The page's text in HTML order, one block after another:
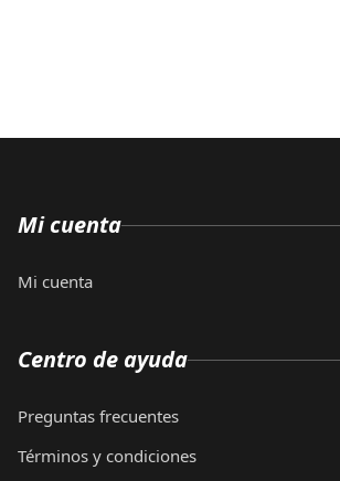
Mi cuenta
Mi cuenta
Centro de ayuda
Preguntas frecuentes
Términos y condiciones